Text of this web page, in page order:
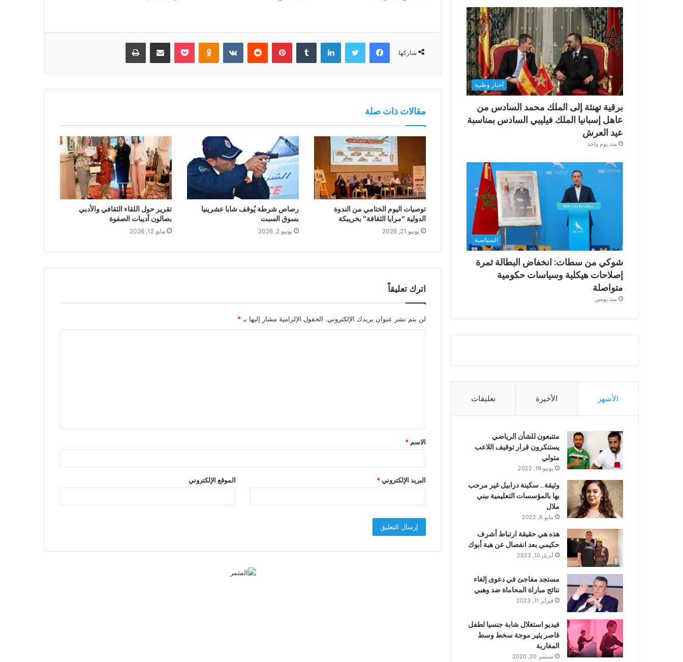
شاركها
فيسبوك تويتر لينكدإن بينتيريست Odnoklassniki
بوكيت مشاركة عبر البريد طباعة
مقالات ذات صلة
توصيات اليوم الختامي من الندوة
الدولية “مرايا الثقافة” بخريبكة
يونيو 21, 2026
رصاص شرطة يُوقف شابا عشرينيا
بسوق السبت
يونيو 2, 2026
تقرير حول اللقاء الثقافي والأدبي
بصالون أديبات الصفوة
مايو 12, 2026
اترك تعليقاً
لن يتم نشر عنوان بريدك الإلكتروني. الحقول الإلزامية مشار إليها بـ*
ق
*
الاسم *
البريد الإلكتروني* الموقع الإلكتروني
أخبار وطنية
برقية تهنئة إلى الملك محمد السادس من
عاهل إسبانيا الملك فيليبي السادس بمناسبة
عيد العرش
منذ يوم واحد
السياسية
شوكي من سطات: انخفاض البطالة ثمرة
إصلاحات هيكلية وسياسات حكومية
متواصلة
منذ يومين
الأشهر الأخيرة تعليقات
متتبعون للشأن الرياضي
يستنكرون قرار توقيف اللاعب
متولي
يونيو 19, 2022
وثيقة.. سكينة درابيل غير مرحب
بها بالمؤسسات التعليمية ببني
ملال
مايو 6, 2022
هذه هي حقيقة ارتباط أشرف
حكيمي بعد انفصال عن هبة أبوك
أبريل 10, 2023
مستجد مفاجئ في دعوى إلغاء
نتائج مباراة المحاماة ضد وهبي
فبراير 11, 2023
فيديو استغلال شابة جنسيا لطفل
قاصر يثير موجة سخط وسط
المغاربة
سبتمبر 20, 2020